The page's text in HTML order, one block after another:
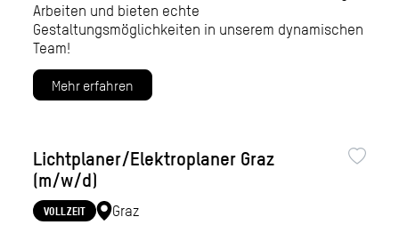
Arbeiten und bieten echte
Gestaltungsmöglichkeiten in unserem dynamischen
Team!
Mehr erfahren
Lichtplaner/Elektroplaner Graz
(m/w/d)
VOLLZEIT
Graz